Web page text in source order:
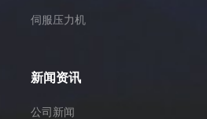
伺服压力机
新闻资讯
公司新闻